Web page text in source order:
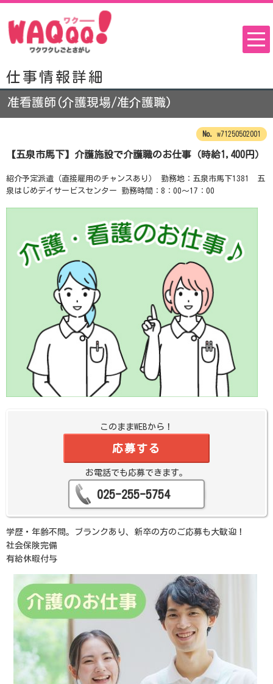
仕事情報詳細
准看護師(介護現場/准介護職)
w71250502001
【五泉市馬下】介護施設で介護職のお仕事（時給1,400円）
紹介予定派遣（直接雇用のチャンスあり） 勤務地：五泉市馬下1381 五
泉はじめデイサービスセンター 勤務時間：8：00～17：00
このままWEBから！
応募する
お電話でも応募できます。
025-255-5754
学歴・年齢不問。ブランクあり、新卒の方のご応募も大歓迎！
社会保険完備
有給休暇付与